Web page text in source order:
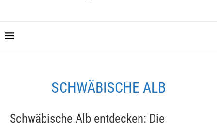
SCHWÄBISCHE ALB
Schwäbische Alb entdecken: Die